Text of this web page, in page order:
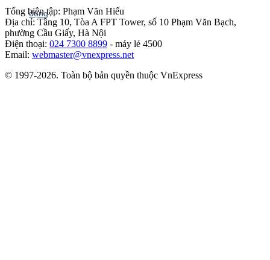
Tổng biên tập: Phạm Văn Hiếu
Địa chỉ: Tầng 10, Tòa A FPT Tower, số 10 Phạm Văn Bạch,
phường Cầu Giấy, Hà Nội
Điện thoại: 024 7300 8899 - máy lẻ 4500
Email: webmaster@vnexpress.net
© 1997-2026. Toàn bộ bản quyền thuộc VnExpress